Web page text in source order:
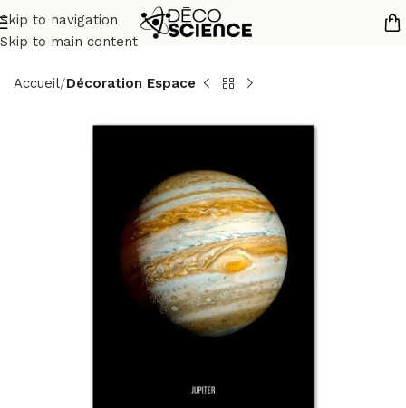
Skip to navigation
Skip to main content
Accueil Décoration Espace